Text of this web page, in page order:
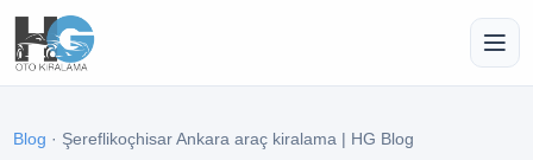
Blog · Şereflikoçhisar Ankara araç kiralama | HG Blog